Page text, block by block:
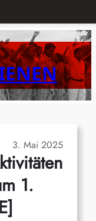
3. Mai 2025
1.